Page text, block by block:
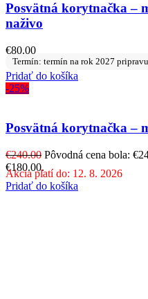
Posvätná korytnačka –
naživo
€80.00
Termín: termín na rok 2027
Pridať do košíka
-25%
Posvätná korytnačka –
€240.00 Pôvodná cena bola:
€180.00.
Akcia platí do: 12. 8. 2026
Pridať do košíka